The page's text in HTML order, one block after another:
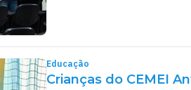
Educação
Crianças do CEMEI